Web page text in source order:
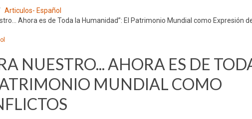
Articulos- Español
Ahora es de Toda la Humanidad”: El Patrimonio Mundial como Expresión
NUESTRO... AHORA ES DE
MUNDIAL COMO